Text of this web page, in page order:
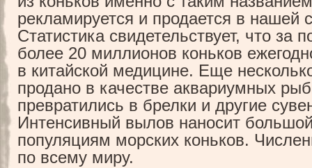
рекламируется и продается в нашей
Статистика свидетельствует, что за
более 20 миллионов коньков
в китайской медицине. Еще
продано в качестве аквариумных
превратились в брелки и другие
Интенсивный вылов наносит
популяциям морских коньков.
по всему миру.